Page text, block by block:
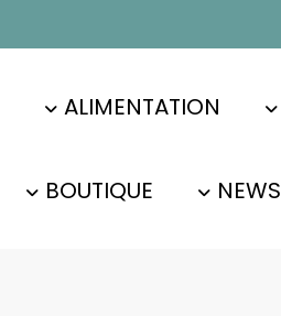
ALIMENTATION
BOUTIQUE